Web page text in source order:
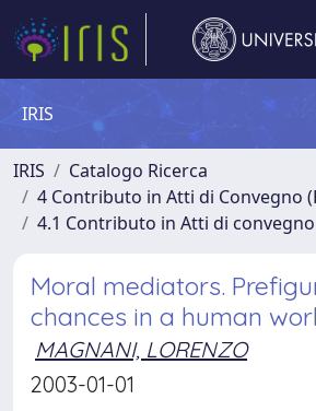
IRIS
IRIS
Catalogo Ricerca
4 Contributo in Atti di Convegno
4.1 Contributo in Atti di convegno
Moral mediators.
chances in a human
MAGNANI, LORENZO
2003-01-01